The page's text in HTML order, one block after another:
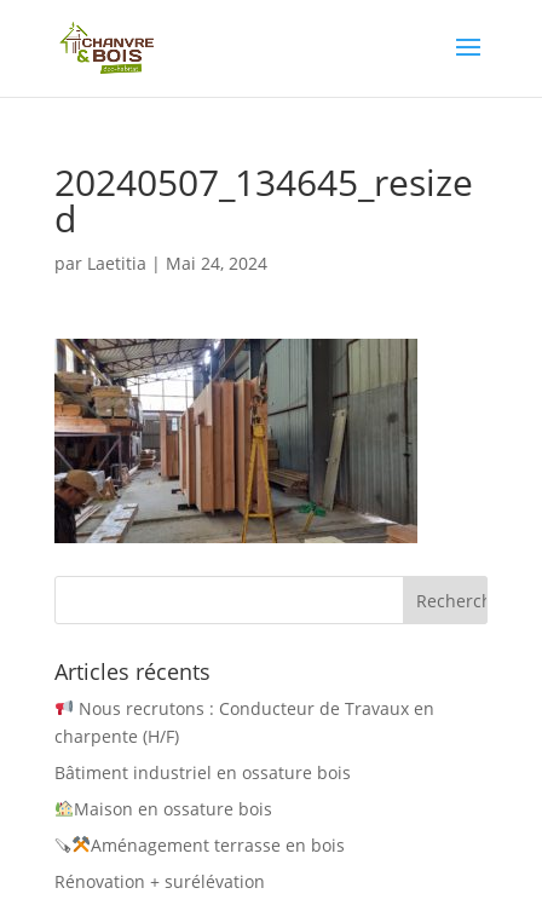
20240507_134645_resize
d
par Laetitia | Mai 24, 2024
Articles récents
Nous recrutons : Conducteur de Travaux en
charpente (H/F)
Bâtiment industriel en ossature bois
Maison en ossature bois
🪚
Aménagement terrasse en bois
Rénovation + surélévation